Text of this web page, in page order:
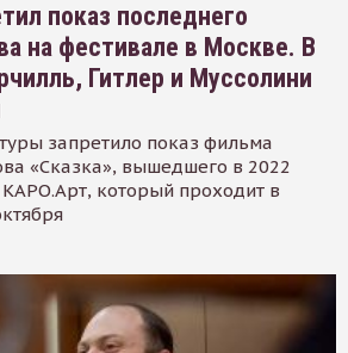
показ последнего
на фестивале в Москве. В
Гитлер и Муссолини
запретило показ фильма
«Сказка», вышедшего в 2022
КАРО.Арт, который проходит в